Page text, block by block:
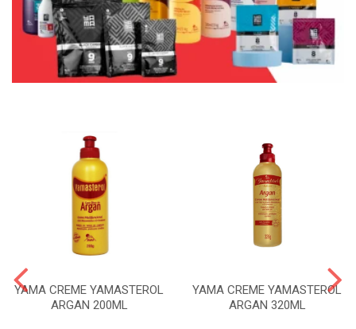
YAMA CREME YAMASTEROL
ARGAN 200ML
YAMA CREME YAMASTEROL
ARGAN 320ML